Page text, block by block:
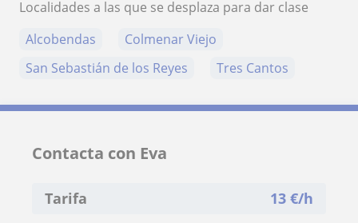
Localidades a las que se desplaza para dar clase
Alcobendas
Colmenar Viejo
San Sebastián de los Reyes
Tres Cantos
Contacta con Eva
Tarifa 13 €/h